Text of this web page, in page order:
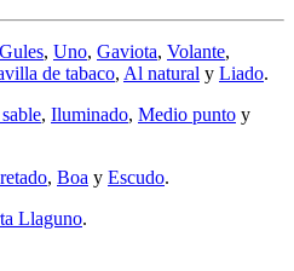
Gules, Uno, Gaviota, Volante,
de tabaco, Al natural y Liado.
, Iluminado, Medio punto y
, Boa y Escudo.
Llaguno.